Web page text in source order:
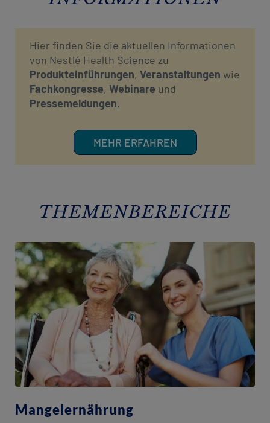
Hier finden Sie die aktuellen Informationen
von Nestlé Health Science zu
Produkteinführungen, Veranstaltungen wie
Fachkongresse, Webinare und
Pressemeldungen.
MEHR ERFAHREN​
THEMENBEREICHE
Mangelernährung​